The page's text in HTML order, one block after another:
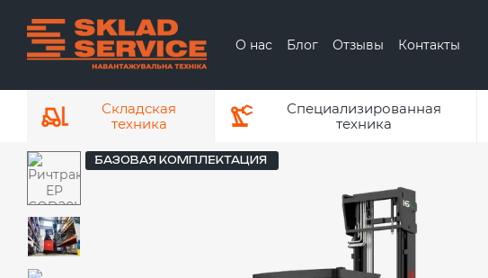
О нас
Блог Отзывы Контакты
Складская
техника
Специализированная
техника
БАЗОВАЯ КОМПЛЕКТАЦИЯ